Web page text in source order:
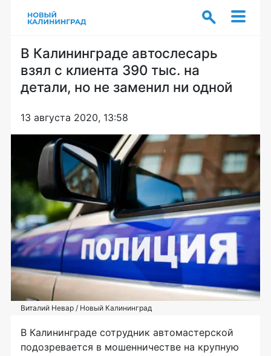
В Калининграде автослесарь
взял с клиента 390 тыс. на
детали, но не заменил ни одной
13 августа 2020, 13:58
Виталий Невар / Новый Калининград
В Калининграде сотрудник автомастерской
подозревается в мошенничестве на крупную